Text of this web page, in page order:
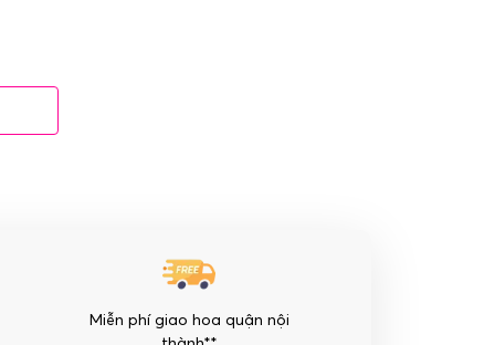
Miễn phí giao hoa quận nội